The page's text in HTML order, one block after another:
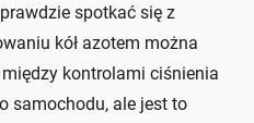
spotkać się z
kół azotem można
kontrolami ciśnienia
samochodu, ale jest to